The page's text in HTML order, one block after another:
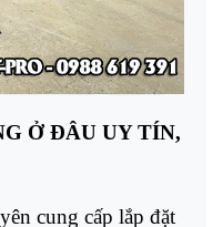
Ở ĐÂU UY TÍN,
cung cấp lắp đặt